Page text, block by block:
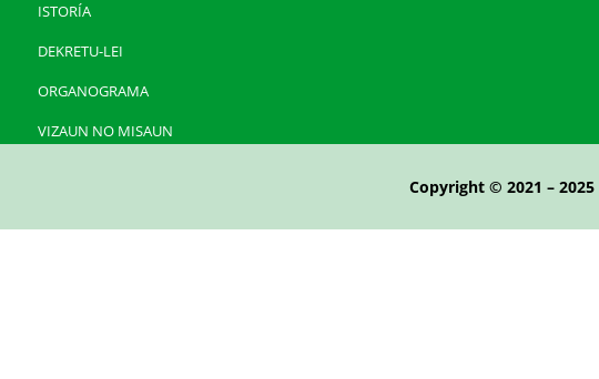
ISTORÍA
DEKRETU-LEI
ORGANOGRAMA
VIZAUN NO MISAUN
Copyright © 2021 – 2025